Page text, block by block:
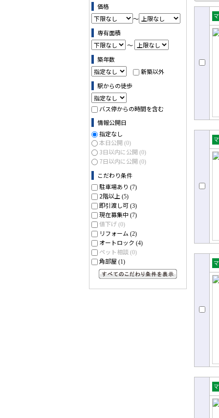
価格
～
専有面積
～
築年数
新築以外
駅からの徒歩
バス停からの時間を含む
情報公開日
指定なし
本日公開 (0)
3日以内に公開 (0)
7日以内に公開 (0)
こだわり条件
駐車場あり (7)
2階以上 (5)
即引渡し可 (3)
現在募集中 (7)
値下げ (0)
リフォーム (2)
オートロック (4)
ペット相談 (0)
角部屋 (1)